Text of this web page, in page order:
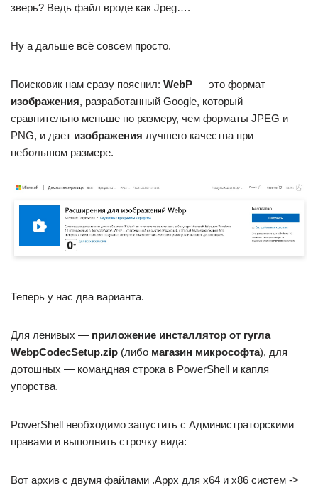
зверь? Ведь файл вроде как Jpeg….
Ну а дальше всё совсем просто.
Поисковик нам сразу пояснил: WebP — это формат
изображения, разработанный Google, который
сравнительно меньше по размеру, чем форматы JPEG и
PNG, и дает изображения лучшего качества при
небольшом размере.
Теперь у нас два варианта.
Для ленивых — приложение инсталлятор от гугла
WebpCodecSetup.zip (либо магазин микрософта), для
дотошных — командная строка в PowerShell и капля
упорства.
PowerShell необходимо запустить с Администраторскими
правами и выполнить строчку вида:
Вот архив с двумя файлами .Appx для х64 и х86 систем ->